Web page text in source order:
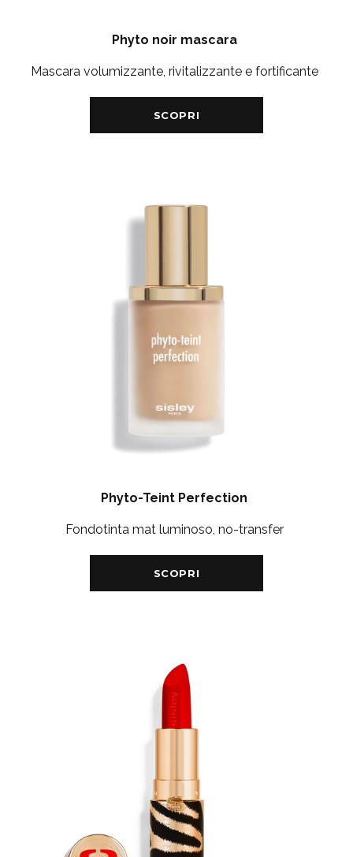
Phyto noir mascara
Mascara volumizzante, rivitalizzante e fortificante
SCOPRI
Phyto-Teint Perfection
Fondotinta mat luminoso, no-transfer
SCOPRI